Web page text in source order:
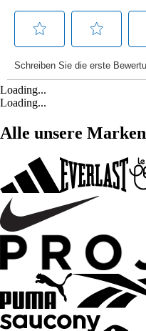
Loading...
Loading...
Alle unsere Marken